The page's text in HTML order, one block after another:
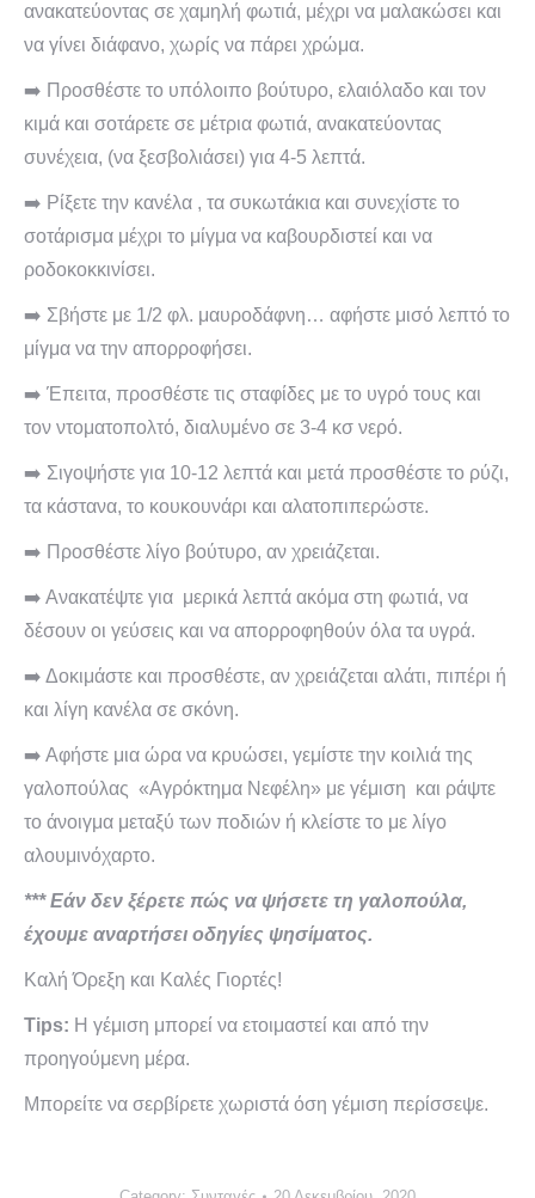
ανακατεύοντας σε χαμηλή φωτιά, μέχρι να μαλακώσει και
να γίνει διάφανο, χωρίς να πάρει χρώμα.
➡️ Προσθέστε το υπόλοιπο βούτυρο, ελαιόλαδο και τον
κιμά και σοτάρετε σε μέτρια φωτιά, ανακατεύοντας
συνέχεια, (να ξεσβολιάσει) για 4-5 λεπτά.
➡️ Ρίξετε την κανέλα , τα συκωτάκια και συνεχίστε το
σοτάρισμα μέχρι το μίγμα να καβουρδιστεί και να
ροδοκοκκινίσει.
➡️ Σβήστε με 1/2 φλ. μαυροδάφνη… αφήστε μισό λεπτό το
μίγμα να την απορροφήσει.
➡️ Έπειτα, προσθέστε τις σταφίδες με το υγρό τους και
τον ντοματοπολτό, διαλυμένο σε 3-4 κσ νερό.
➡️ Σιγοψήστε για 10-12 λεπτά και μετά προσθέστε το ρύζι,
τα κάστανα, το κουκουνάρι και αλατοπιπερώστε.
➡️ Προσθέστε λίγο βούτυρο, αν χρειάζεται.
➡️ Ανακατέψτε για μερικά λεπτά ακόμα στη φωτιά, να
δέσουν οι γεύσεις και να απορροφηθούν όλα τα υγρά.
➡️ Δοκιμάστε και προσθέστε, αν χρειάζεται αλάτι, πιπέρι ή
και λίγη κανέλα σε σκόνη.
➡️ Αφήστε μια ώρα να κρυώσει, γεμίστε την κοιλιά της
γαλοπούλας «Αγρόκτημα Νεφέλη» με γέμιση και ράψτε
το άνοιγμα μεταξύ των ποδιών ή κλείστε το με λίγο
αλουμινόχαρτο.
*** Εάν δεν ξέρετε πώς να ψήσετε τη γαλοπούλα,
έχουμε αναρτήσει οδηγίες ψησίματος.
Καλή Όρεξη και Καλές Γιορτές!
Tips: Η γέμιση μπορεί να ετοιμαστεί και από την
προηγούμενη μέρα.
Μπορείτε να σερβίρετε χωριστά όση γέμιση περίσσεψε.